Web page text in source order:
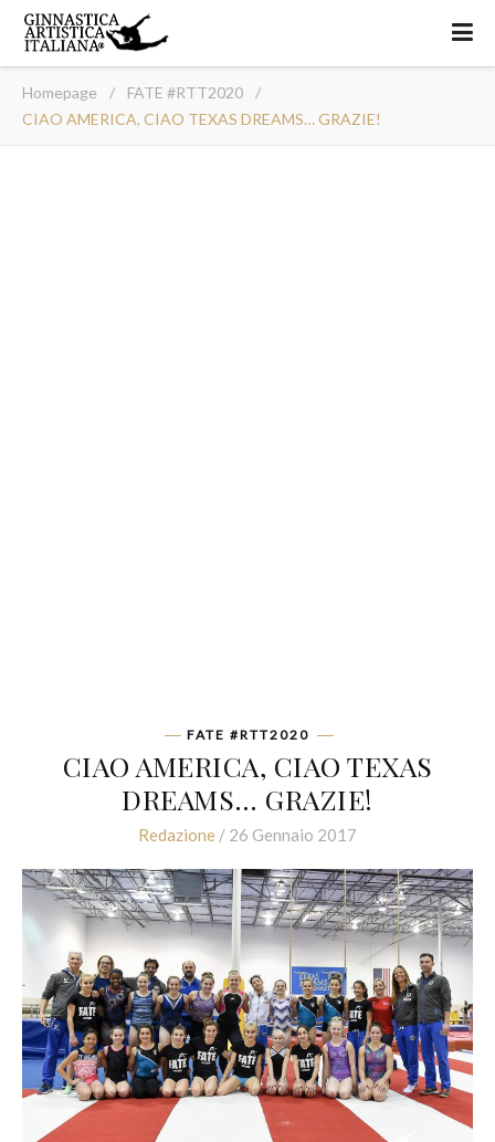
Homepage / FATE #RTT2020
/
CIAO AMERICA, CIAO TEXAS DREAMS… GRAZIE!
FATE #RTT2020
CIAO AMERICA, CIAO TEXAS
DREAMS… GRAZIE!
Redazione / 26 Gennaio 2017